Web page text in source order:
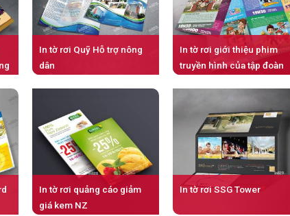
In tờ rơi Quỹ Hỗ trợ nông
dân
In tờ rơi giới thiệu phim
truyền hình của tập đoàn
In tờ rơi quảng cáo giảm
giá kem NZ
In tờ rơi SSG Tower